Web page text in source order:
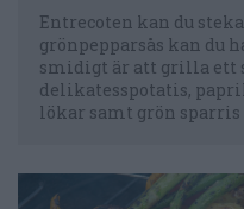
Entrecoten kan du
grönpepparsås kan du
smidigt är att grilla ett
delikatesspotatis,
lökar samt grön sparris